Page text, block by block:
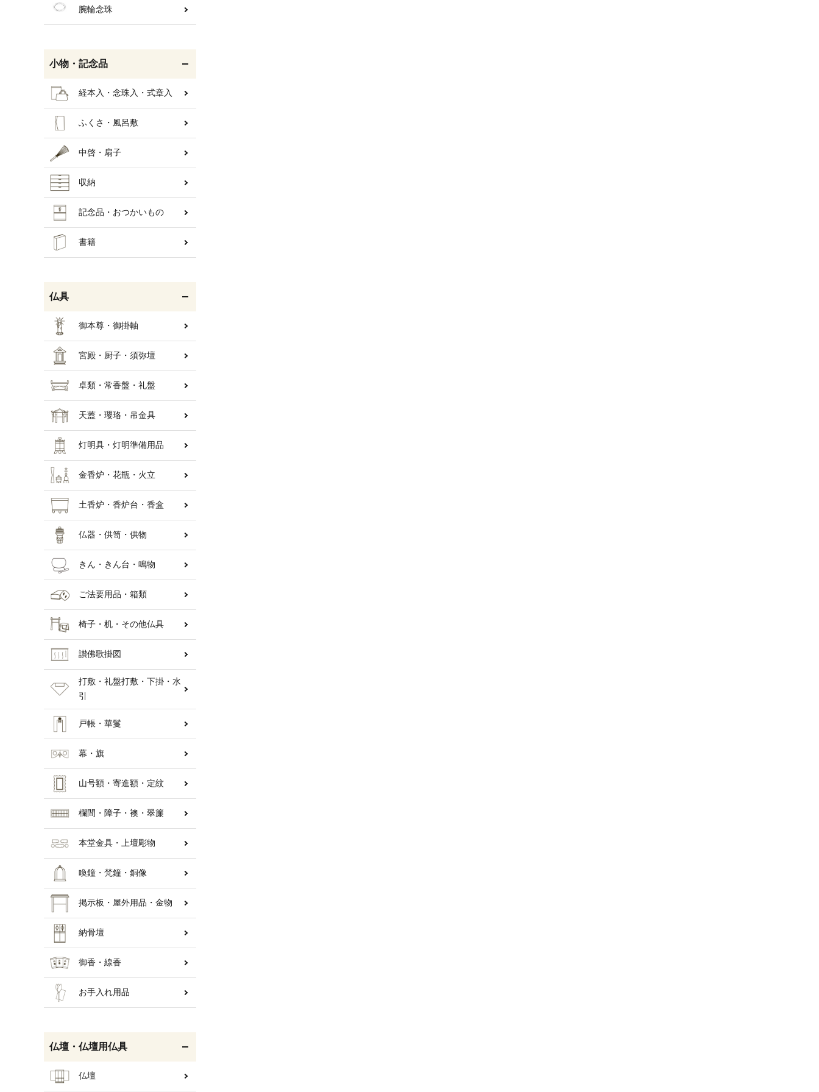
腕輪念珠
小物・記念品
経本入・念珠入・式章入
ふくさ・風呂敷
中啓・扇子
収納
記念品・おつかいもの
書籍
仏具
御本尊・御掛軸
宮殿・厨子・須弥壇
卓類・常香盤・礼盤
天蓋・瓔珞・吊金具
灯明具・灯明準備用品
金香炉・花瓶・火立
土香炉・香炉台・香盒
仏器・供笥・供物
きん・きん台・鳴物
ご法要用品・箱類
椅子・机・その他仏具
讃佛歌掛図
打敷・礼盤打敷・下掛・水
引
戸帳・華鬘
幕・旗
山号額・寄進額・定紋
欄間・障子・襖・翠簾
本堂金具・上壇彫物
喚鐘・梵鐘・銅像
掲示板・屋外用品・金物
納骨壇
御香・線香
お手入れ用品
仏壇・仏壇用仏具
仏壇